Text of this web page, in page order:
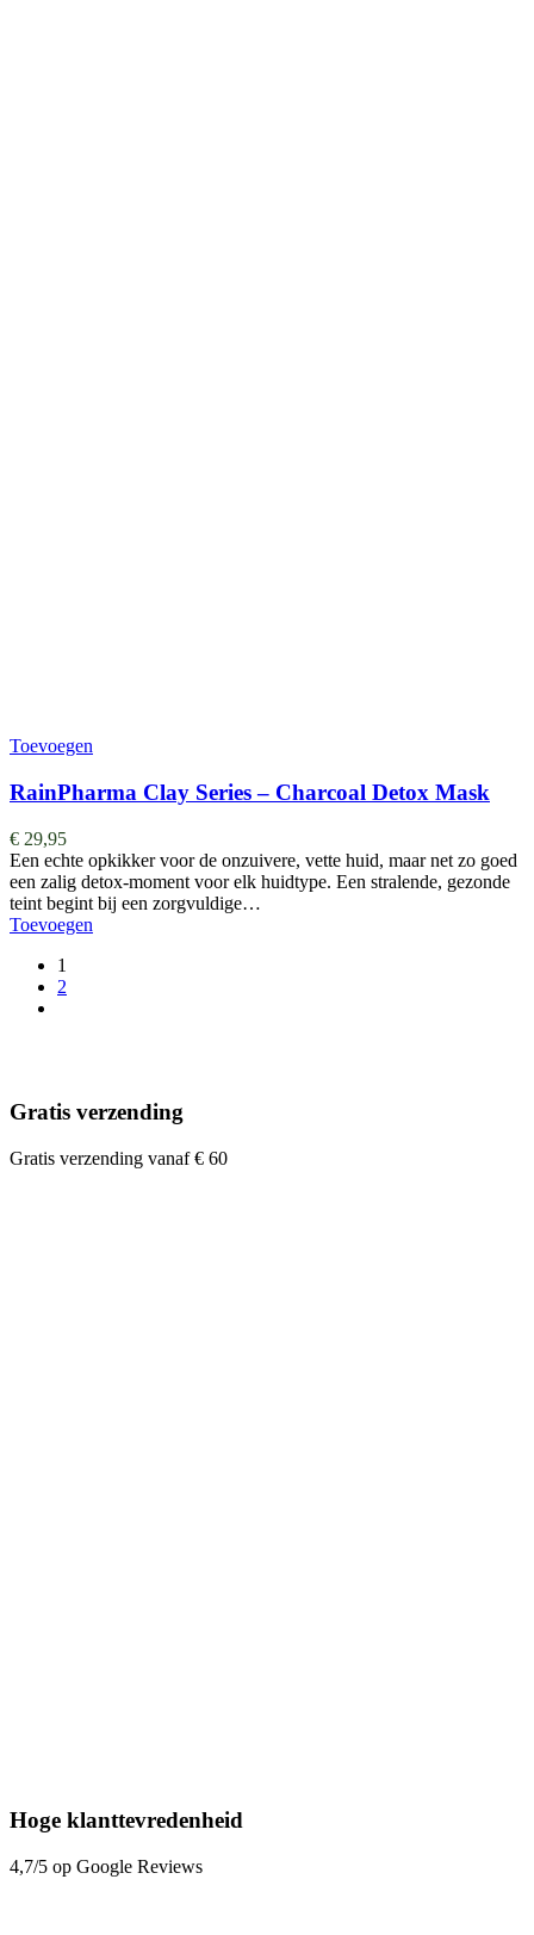
Toevoegen
RainPharma Clay Series – Charcoal Detox Mask
€ 29,95
Een echte opkikker voor de onzuivere, vette huid, maar net zo goed
een zalig detox-moment voor elk huidtype. Een stralende, gezonde
teint begint bij een zorgvuldige…
Toevoegen
1
2
Gratis verzending
Gratis verzending vanaf € 60
Hoge klanttevredenheid
4,7/5 op Google Reviews